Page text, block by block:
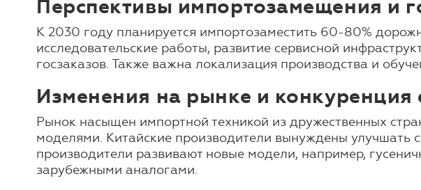
Перспективы импортозамещения и
К 2030 году планируется импортозаместить 60-80%
исследовательские работы, развитие сервисной
госзаказов. Также важна локализация производства и
Изменения на рынке и конкуренция
Рынок насыщен импортной техникой из дружественных
моделями. Китайские производители вынуждены улучшать
производители развивают новые модели, например,
зарубежными аналогами.